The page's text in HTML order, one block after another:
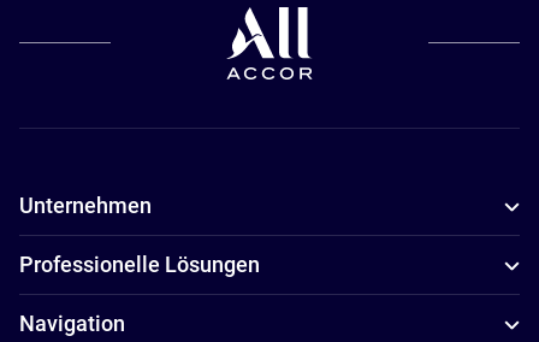
Unternehmen
Professionelle Lösungen
Navigation